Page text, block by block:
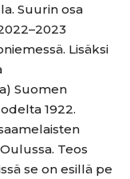
Suurin osa
Lisäksi
Suomen
1922.
Teos
se on esillä pe